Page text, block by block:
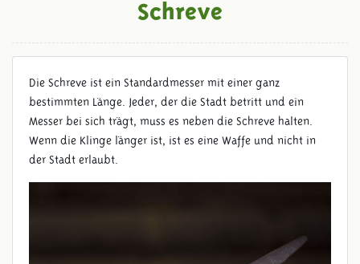
Schreve
Die Schreve ist ein Standardmesser mit einer ganz
bestimmten Länge. Jeder, der die Stadt betritt und ein
Messer bei sich trägt, muss es neben die Schreve halten.
Wenn die Klinge länger ist, ist es eine Waffe und nicht in
der Stadt erlaubt.